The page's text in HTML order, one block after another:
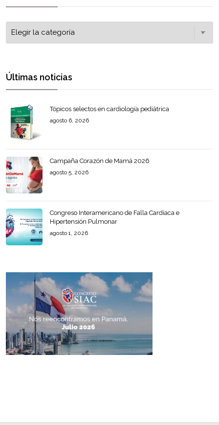
Últimas noticias
Tópicos selectos en cardiología pediátrica
agosto 6, 2026
Campaña Corazón de Mamá 2026
agosto 5, 2026
Congreso Interamericano de Falla Cardíaca e
Hipertensión Pulmonar
agosto 1, 2026